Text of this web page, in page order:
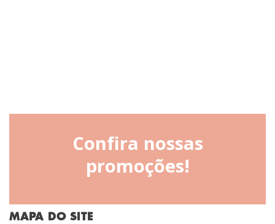
Confira nossas
promoções!
MAPA DO SITE